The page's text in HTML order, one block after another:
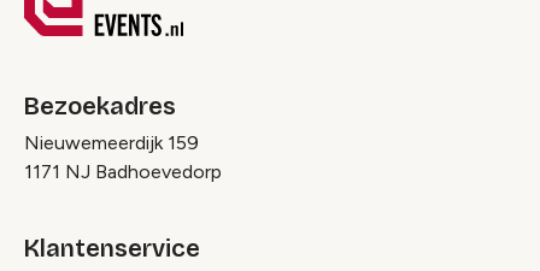
Bezoekadres
Nieuwemeerdijk 159
1171 NJ Badhoevedorp
Klantenservice